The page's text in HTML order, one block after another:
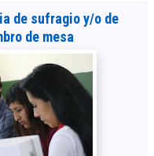
de sufragio y/o de
de mesa